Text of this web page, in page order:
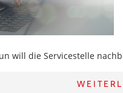
will die Servicestelle